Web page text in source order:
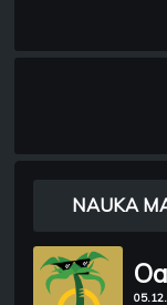
NAUKA